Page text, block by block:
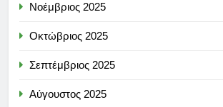
Νοέμβριος 2025
Οκτώβριος 2025
Σεπτέμβριος 2025
Αύγουστος 2025